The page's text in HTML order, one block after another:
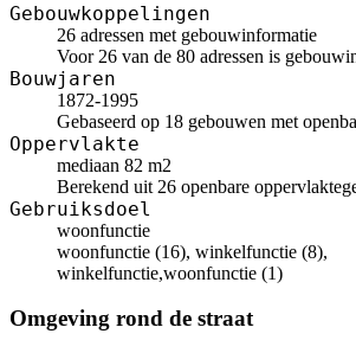
Gebouwkoppelingen
26 adressen met gebouwinformatie
Voor 26 van de 80 adressen is
Bouwjaren
1872-1995
Gebaseerd op 18 gebouwen met
Oppervlakte
mediaan 82 m2
Berekend uit 26 openbare
Gebruiksdoel
woonfunctie
woonfunctie (16), winkelfunctie (8),
winkelfunctie,woonfunctie (1)
Omgeving rond de straat